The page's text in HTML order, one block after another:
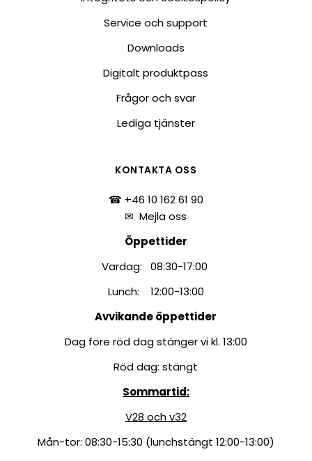
Service och support
Downloads
Digitalt produktpass
Frågor och svar
Lediga tjänster
KONTAKTA OSS
☎ +46 10 162 61 90
✉Mejla oss
Öppettider
Vardag: 08:30-17:00
Lunch: 12:00-13:00
Avvikande öppettider
Dag före röd dag stänger vi kl. 13:00
Röd dag: stängt
Sommartid:
V28 och v32
Mån-tor: 08:30-15:30 (lunchstängt 12:00-13:00)